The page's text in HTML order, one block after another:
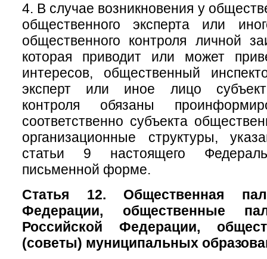
4. В случае возникновения у
общественного эксперта или
общественного контроля личной
которая приводит или может
интересов, общественный
эксперт или иное лицо
контроля обязаны
соответственно субъекта
организационные структуры,
статьи 9 настоящего
письменной форме.
Статья 12. Общественная
Федерации, общественные
Российской Федерации,
(советы) муниципальных